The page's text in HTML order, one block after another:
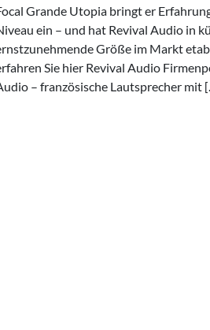
Grande Utopia bringt er
ein – und hat Revival Audio in
Größe im Markt
Sie hier Revival Audio
– französische Lautsprecher mit